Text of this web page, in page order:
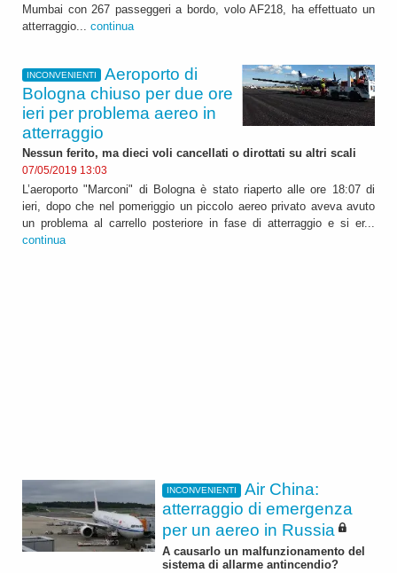
Mumbai con 267 passeggeri a bordo, volo AF218, ha effettuato un
atterraggio... continua
INCONVENIENTI
Aeroporto di
Bologna chiuso per due ore
ieri per problema aereo in
atterraggio
Nessun ferito, ma dieci voli cancellati o dirottati su altri scali
07/05/2019 13:03
L’aeroporto "Marconi" di Bologna è stato riaperto alle ore 18:07 di
ieri, dopo che nel pomeriggio un piccolo aereo privato aveva avuto
un problema al carrello posteriore in fase di atterraggio e si er...
continua
INCONVENIENTI
Air China:
atterraggio di emergenza
per un aereo in Russia
A causarlo un malfunzionamento del
sistema di allarme antincendio?